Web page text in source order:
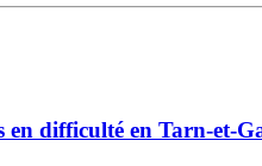
difficulté en Tarn-et-